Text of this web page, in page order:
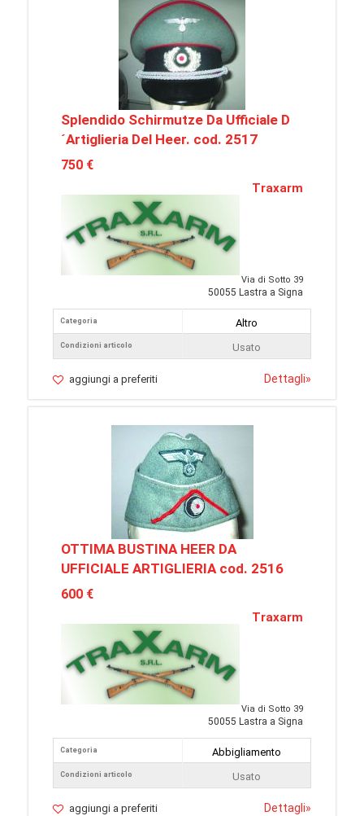
Splendido Schirmutze Da Ufficiale D
´Artiglieria Del Heer. cod. 2517
750 €
Traxarm
Via di Sotto 39
50055 Lastra a Signa
Categoria
Condizioni articolo
Altro
Usato
aggiungi a preferiti Dettagli»
OTTIMA BUSTINA HEER DA
UFFICIALE ARTIGLIERIA cod. 2516
600 €
Traxarm
Via di Sotto 39
50055 Lastra a Signa
Categoria
Condizioni articolo
Abbigliamento
Usato
aggiungi a preferiti Dettagli»